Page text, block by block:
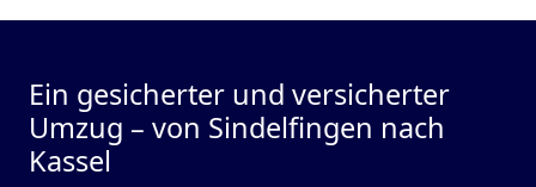
Ein gesicherter und versicherter
Umzug – von Sindelfingen nach
Kassel